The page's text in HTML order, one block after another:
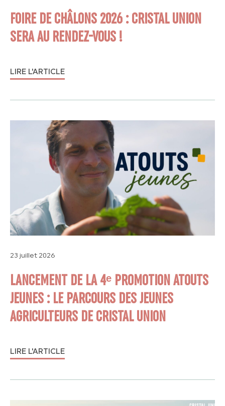
FOIRE DE CHÂLONS 2026 : CRISTAL UNION
SERA AU RENDEZ-VOUS !
LIRE L'ARTICLE
23 juillet 2026
LANCEMENT DE LA 4ᵉ PROMOTION ATOUTS
JEUNES : LE PARCOURS DES JEUNES
AGRICULTEURS DE CRISTAL UNION
LIRE L'ARTICLE